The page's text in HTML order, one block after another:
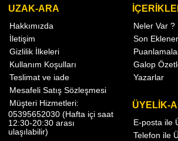
UZAK-ARA
Hakkımızda
İletişim
Gizlilik İlkeleri
Kullanım Koşulları
Teslimat ve iade
Mesafeli Satış Sözleşmesi
Müşteri Hizmetleri:
05395652030 (Hafta içi saat
12:30-20:30 arası
ulaşılabilir)
Neler Var ?
Son
Galop
Yazarlar
ÜYELİK-
E-posta ile
Telefon ile